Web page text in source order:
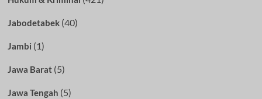
Jabodetabek(40)
Jambi (1)
Jawa Barat(5)
Jawa Tengah (5)